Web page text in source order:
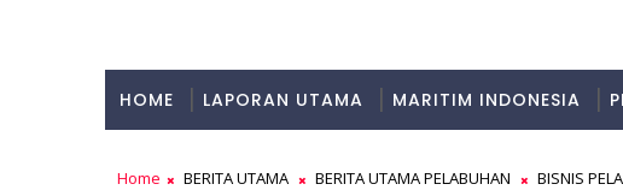
HOME LAPORAN UTAMA MARITIM INDONESIA
Home BERITA UTAMA BERITA UTAMA PELABUHAN BISNIS